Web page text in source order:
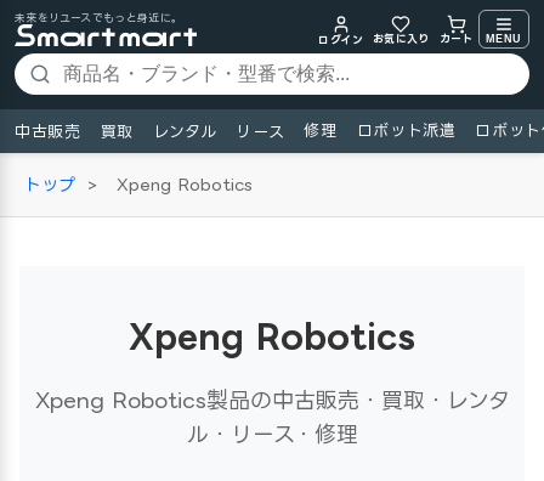
未来をリユースでもっと身近に。
ログイン
お気に入り カート MENU
中古販売 買取 レンタル リース 修理 ロボット派遣 ロボッ
トップ > Xpeng Robotics
Xpeng Robotics
Xpeng Robotics製品の中古販売・買取・レンタ
ル・リース・修理